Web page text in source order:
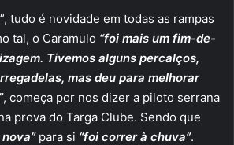
tudo é novidade em todas as rampas
tal, o Caramulo “foi mais um fim-de-
Tivemos alguns percalços,
mas deu para melhorar
, começa por nos dizer a piloto serrana
prova do Targa Clube. Sendo que
para si “foi correr à chuva”.